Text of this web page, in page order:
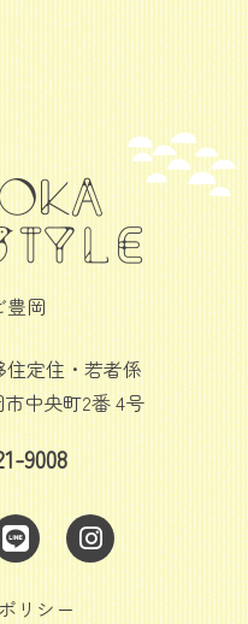
豊岡
定住・若者係
中央町2番 4号
9008
リシー